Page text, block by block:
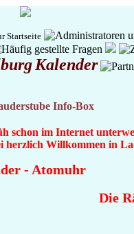
Kalender
Info-Box
schon im Internet
herzlich Willkommen in
- Atomuhr
Die